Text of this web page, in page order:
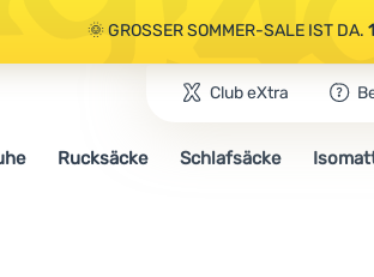
🌞 GROSSER SOMMER-SALE IST DA.
🤫 - 10 % AUF AUSGEWÄHLTE
🌞 GROSSER SOMMER-SALE IST DA.
Club eXtra
Rucksäcke Schlafsäcke